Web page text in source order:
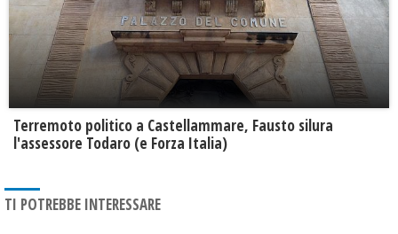
Terremoto politico a Castellammare, Fausto silura
l'assessore Todaro (e Forza Italia)
TI POTREBBE INTERESSARE